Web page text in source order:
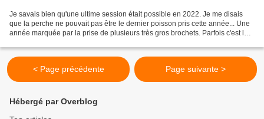
Je savais bien qu'une ultime session était possible en 2022. Je me disais
que la perche ne pouvait pas être le dernier poisson pris cette année... Une
année marquée par la prise de plusieurs très gros brochets. Parfois c'est la
< Page précédente Page suivante >
Hébergé par Overblog